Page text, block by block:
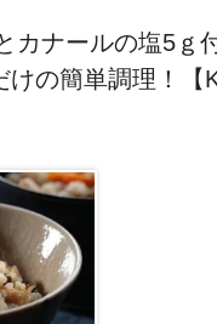
カナールの塩5ｇ
の簡単調理！【